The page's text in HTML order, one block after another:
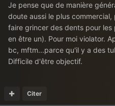
Je pense que de manière
doute aussi le plus
faire grincer des dents pour les
en être un). Pour moi violator.
bc, mftm...parce qu'il y a des
Difficile d'être objectif.
Citer